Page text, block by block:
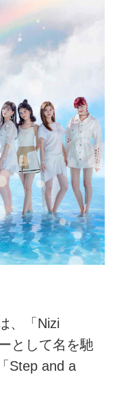
、「Nizi
として名を馳
Step and a